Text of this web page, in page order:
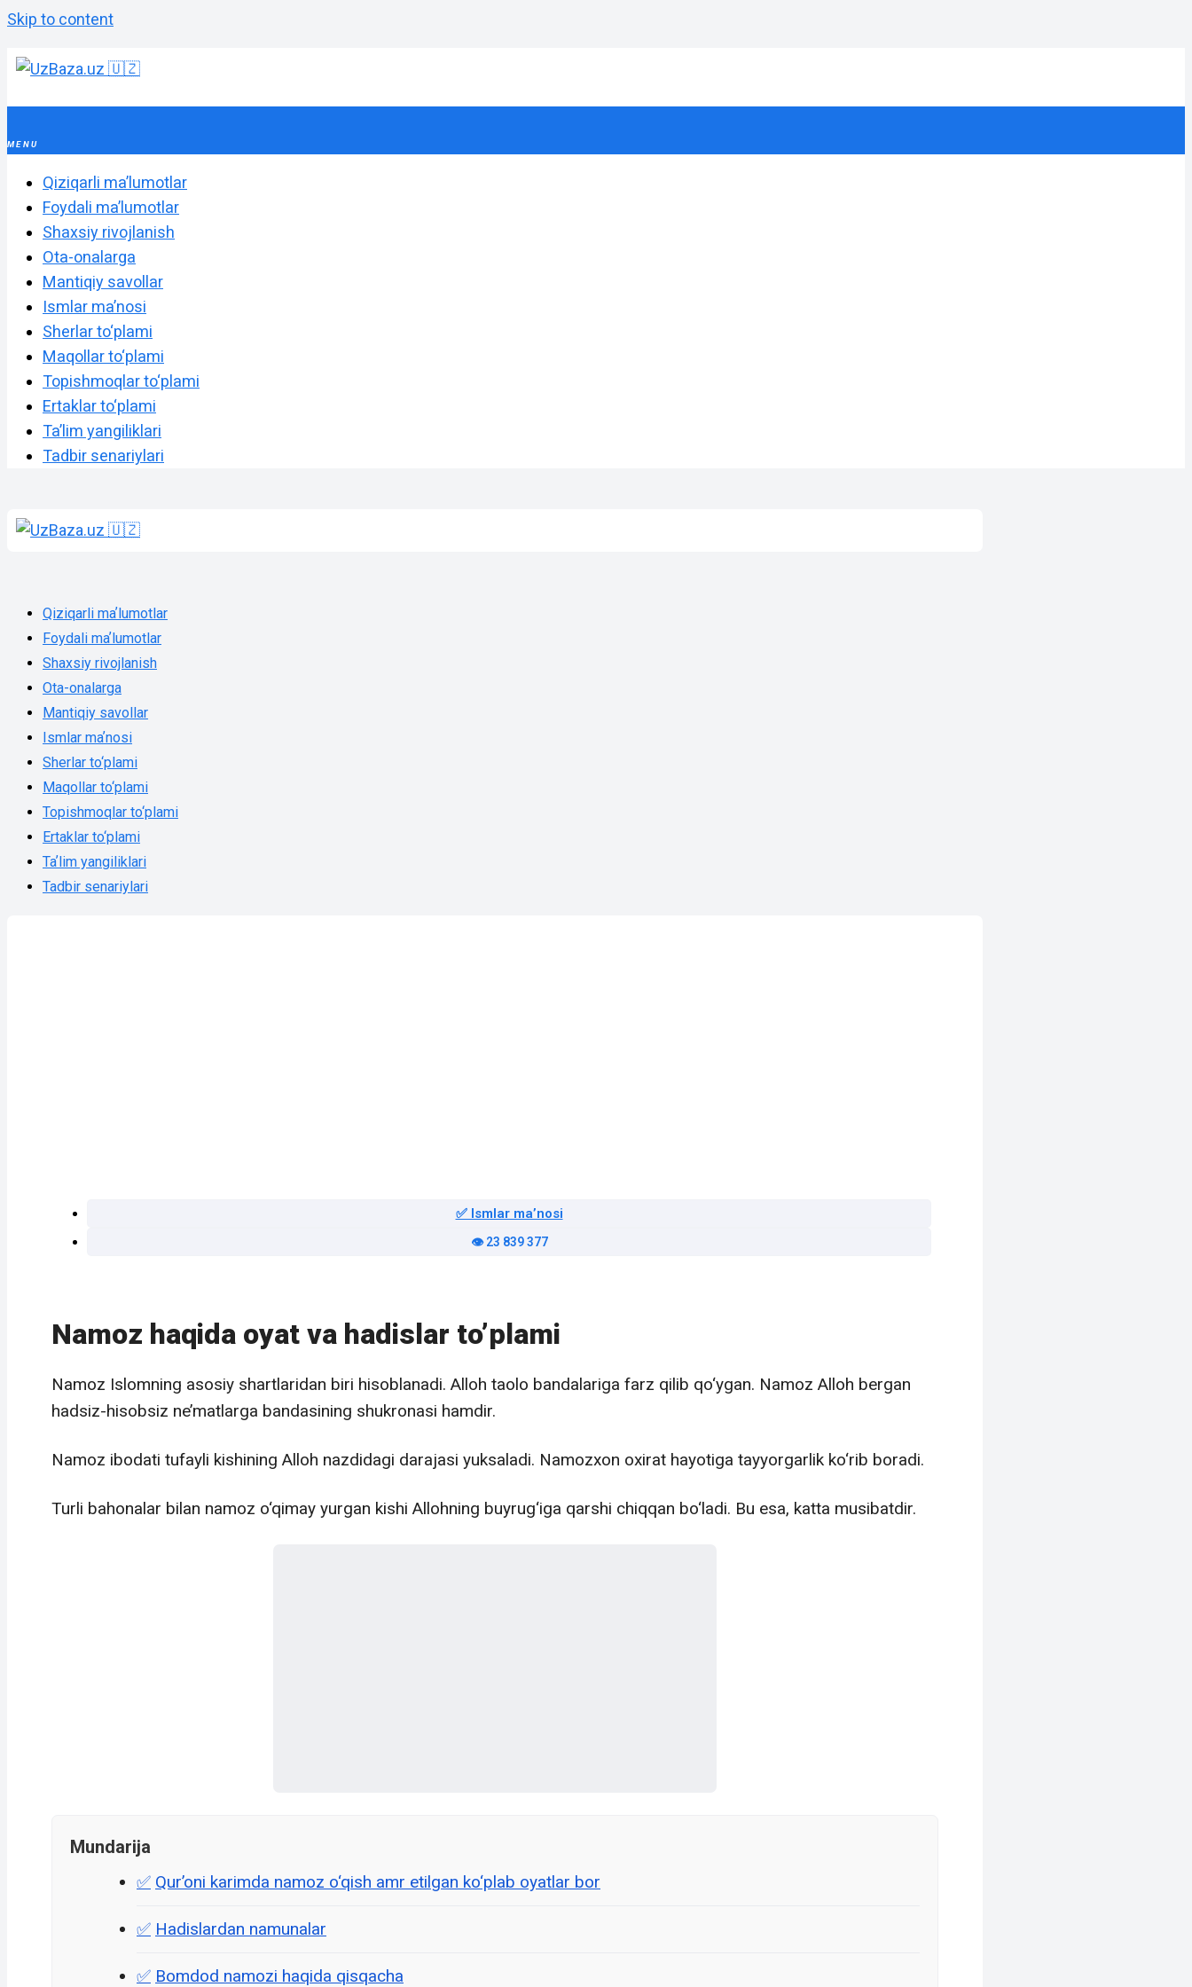
Skip to content
Qiziqarli maʼlumotlar
Foydali maʼlumotlar
Shaxsiy rivojlanish
Ota-onalarga
Mantiqiy savollar
Ismlar maʼnosi
Sherlar to‘plami
Maqollar to‘plami
Topishmoqlar to‘plami
Ertaklar to‘plami
Taʼlim yangiliklari
Tadbir senariylari
Qiziqarli maʼlumotlar
Foydali maʼlumotlar
Shaxsiy rivojlanish
Ota-onalarga
Mantiqiy savollar
Ismlar maʼnosi
Sherlar to‘plami
Maqollar to‘plami
Topishmoqlar to‘plami
Ertaklar to‘plami
Taʼlim yangiliklari
Tadbir senariylari
✅ Ismlar maʼnosi
👁️ 23 839 377
Namoz haqida oyat va hadislar to’plami
Namoz Islomning asosiy shartlaridan biri hisoblanadi. Alloh taolo bandalariga farz qilib qo‘ygan. Namoz Alloh bergan
hadsiz-hisobsiz ne’matlarga bandasining shukronasi hamdir.
Namoz ibodati tufayli kishining Alloh nazdidagi darajasi yuksaladi. Namozxon oxirat hayotiga tayyorgarlik ko‘rib boradi.
Turli bahonalar bilan namoz o‘qimay yurgan kishi Allohning buyrug‘iga qarshi chiqqan bo‘ladi. Bu esa, katta musibatdir.
Mundarija
Qur’oni karimda namoz o‘qish amr etilgan ko‘plab oyatlar bor
Hadislardan namunalar
Bomdod namozi haqida qisqacha